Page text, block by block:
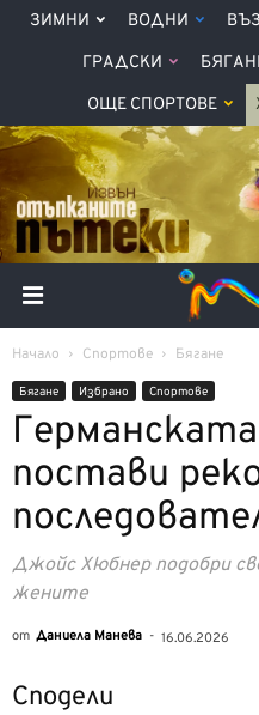
ЗИМНИ ВОДНИ
ГРАДСКИ
ОЩЕ СПОРТОВЕ
Начало Спортове Бягане
Бягане Избрано Спортове
постави
Джойс Хюбнер подобри
жените
от Даниела Манева - 16.06.2026
Сподели